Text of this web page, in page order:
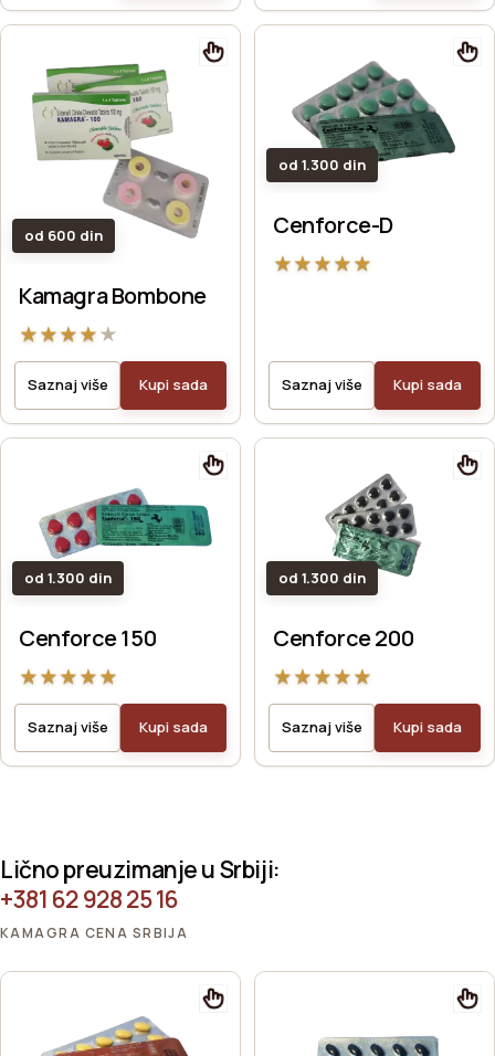
od 600 din
Kamagra Bombone
★★★★★
Saznaj više Kupi sada
od 1.300 din
Cenforce-D
★★★★★
Saznaj više Kupi sada
od 1.300 din
Cenforce 150
★★★★★
Saznaj više Kupi sada
od 1.300 din
Cenforce 200
★★★★★
Saznaj više Kupi sada
Lično preuzimanje u Srbiji:
+381 62 928 25 16
KAMAGRA CENA SRBIJA